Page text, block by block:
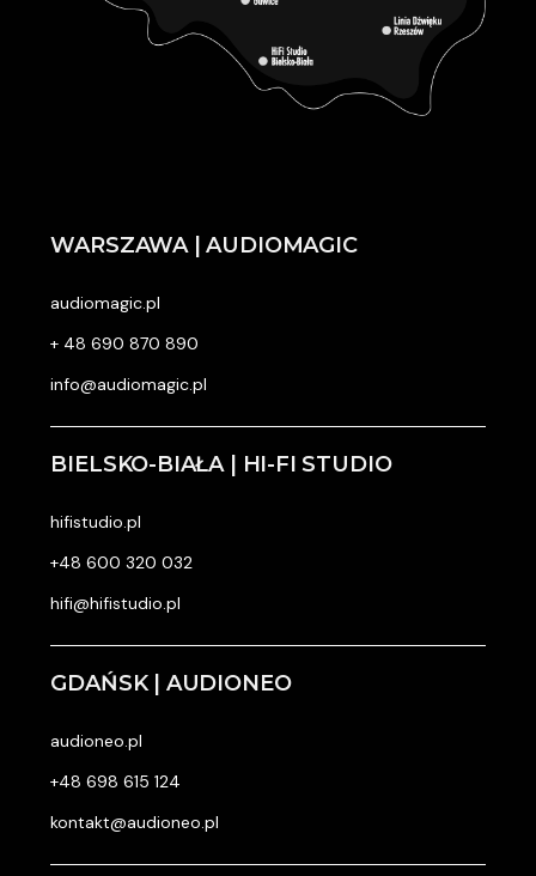
WARSZAWA | AUDIOMAGIC
audiomagic.pl
+ 48 690 870 890
info@audiomagic.pl
BIELSKO-BIAŁA | HI-FI STUDIO
hifistudio.pl
+48 600 320 032
hifi@hifistudio.pl
GDAŃSK | AUDIONEO
audioneo.pl
+48 698 615 124
kontakt@audioneo.pl